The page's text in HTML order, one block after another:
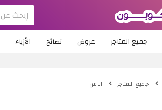
جميع المتاجر عروض نصائح الأزياء
جميع المتاجر اناس